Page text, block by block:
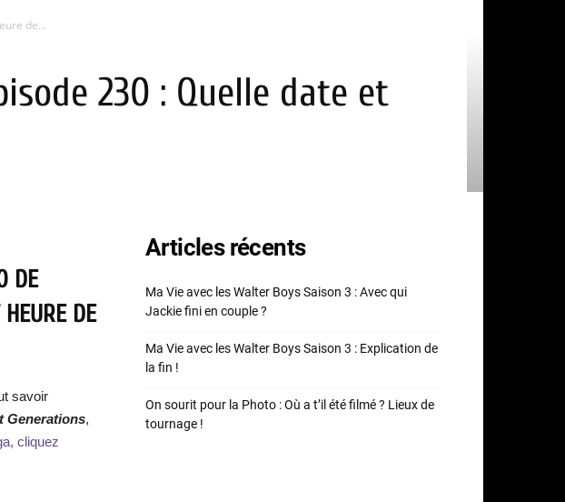
de...
230 : Quelle date et
DE
DE
savoir
Generations,
cliquez
Articles récents
Ma Vie avec les Walter Boys Saison 3 : Avec qui
Jackie fini en couple ?
Ma Vie avec les Walter Boys Saison 3 : Explication de
la fin !
On sourit pour la Photo : Où a t’il été filmé ? Lieux de
tournage !